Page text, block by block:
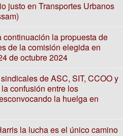
justo en Transportes Urbanos
continuación la propuesta de
de la comisión elegida en
de octubre 2024
de ASC, SIT, CCOO y
confusión entre los
la huelga en
la lucha es el único camino